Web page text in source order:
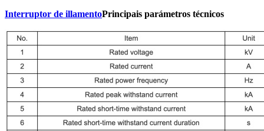
Interruptor de illamentoPrincipais parámetros técnicos